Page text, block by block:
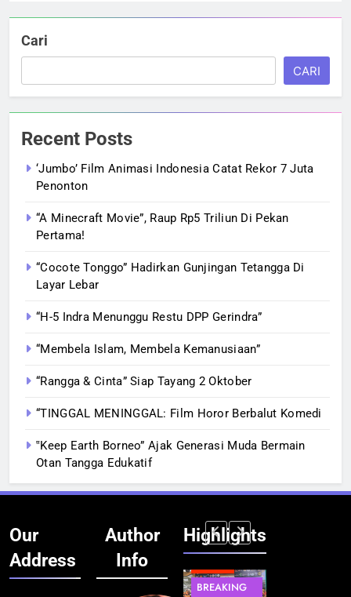
Cari
CARI
Recent Posts
‘Jumbo’ Film Animasi Indonesia Catat Rekor 7 Juta
Penonton
“A Minecraft Movie”, Raup Rp5 Triliun Di Pekan
Pertama!
“Cocote Tonggo” Hadirkan Gunjingan Tetangga Di
Layar Lebar
“H-5 Indra Menunggu Restu DPP Gerindra”
“Membela Islam, Membela Kemanusiaan”
“Rangga & Cinta” Siap Tayang 2 Oktober
“TINGGAL MENINGGAL: Film Horor Berbalut Komedi
‟Keep Earth Borneo” Ajak Generasi Muda Bermain
Otan Tangga Edukatif
Our
Address
Author
Info
Highlights
BERITA
BREAKING